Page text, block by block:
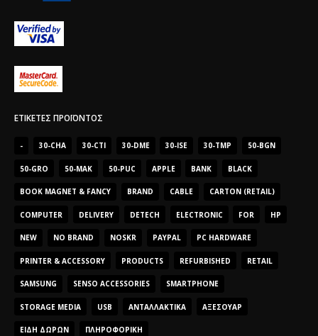
ΕΤΙΚΈΤΕΣ ΠΡΟΪΌΝΤΟΣ
- 30-CHA 30-CTI 30-DME 30-ISE 30-TMP 50-BGN
50-GRO 50-MAK 50-PUC APPLE BANK BLACK
BOOK MAGNET & FANCY BRAND CABLE CARTON (RETAIL)
COMPUTER DELIVERY DETECH ELECTRONIC FOR HP
NEW NO BRAND NOSKR PAYPAL PC HARDWARE
PRINTER & ACCESSORY PRODUCTS REFURBISHED RETAIL
SAMSUNG SENSO ACCESSORIES SMARTPHONE
STORAGE MEDIA USB ΑΝΤΑΛΛΑΚΤΙΚΆ ΑΞΕΣΟΥΆΡ
ΕΊΔΗ ΔΏΡΩΝ ΠΛΗΡΟΦΟΡΙΚΉ